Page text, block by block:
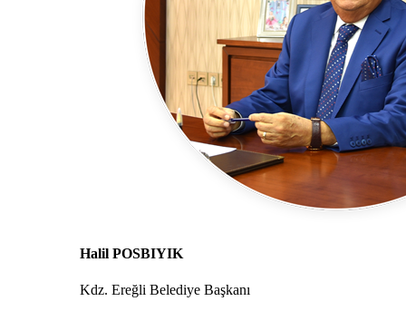
Halil POSBIYIK
Kdz. Ereğli Belediye Başkanı